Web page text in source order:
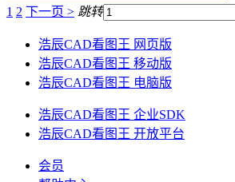
1 2 下一页 > 跳转
浩辰CAD看图王 网页版
浩辰CAD看图王 移动版
浩辰CAD看图王 电脑版
浩辰CAD看图王 企业SDK
浩辰CAD看图王 开放平台
会员